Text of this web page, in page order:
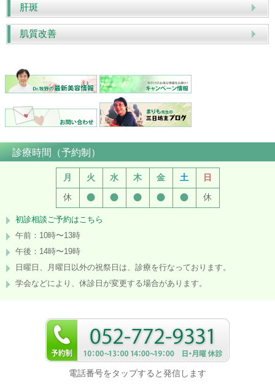
肝斑
肌質改善
診療時間（予約制）
月 火 水 木 金 土
日
休
● ● ● ● ● 休
初診相談ご予約はこちら
午前：10時〜13時
午後：14時〜19時
日曜日、月曜日以外の祝祭日は、診療を行なっております。
学会などにより、休診日が変更する場合があります。
電話番号をタップすると発信します